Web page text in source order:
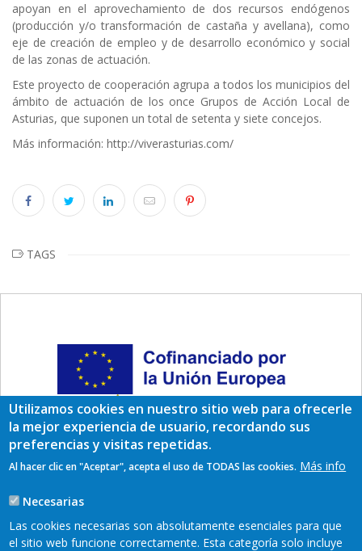
apoyan en el aprovechamiento de dos recursos endógenos
(producción y/o transformación de castaña y avellana), como
eje de creación de empleo y de desarrollo económico y social
de las zonas de actuación.
Este proyecto de cooperación agrupa a todos los municipios del
ámbito de actuación de los once Grupos de Acción Local de
Asturias, que suponen un total de setenta y siete concejos.
Más información: http://viverasturias.com/
TAGS
Utilizamos cookies en nuestro sitio web para ofrecerle
la mejor experiencia de usuario, recordando sus
preferencias y visitas repetidas.
Al hacer clic en "Aceptar", acepta el uso de TODAS las cookies. Más info
Necesarias
Las cookies necesarias son absolutamente esenciales para que
el sitio web funcione correctamente. Esta categoría solo incluye